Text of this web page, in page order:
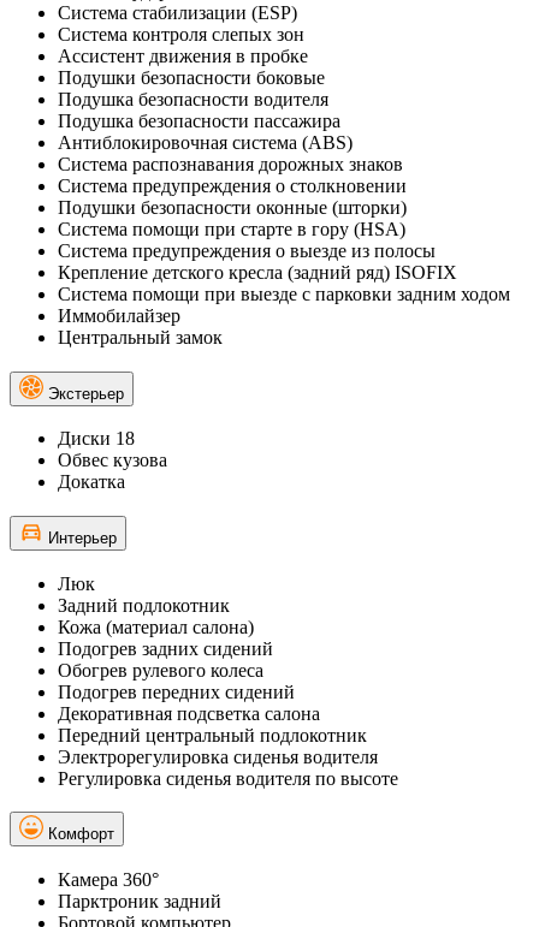
Система стабилизации (ESP)
Система контроля слепых зон
Ассистент движения в пробке
Подушки безопасности боковые
Подушка безопасности водителя
Подушка безопасности пассажира
Антиблокировочная система (ABS)
Система распознавания дорожных знаков
Система предупреждения о столкновении
Подушки безопасности оконные (шторки)
Система помощи при старте в гору (HSA)
Система предупреждения о выезде из полосы
Крепление детского кресла (задний ряд) ISOFIX
Система помощи при выезде с парковки задним ходом
Иммобилайзер
Центральный замок
Экстерьер
Диски 18
Обвес кузова
Докатка
Интерьер
Люк
Задний подлокотник
Кожа (материал салона)
Подогрев задних сидений
Обогрев рулевого колеса
Подогрев передних сидений
Декоративная подсветка салона
Передний центральный подлокотник
Электрорегулировка сиденья водителя
Регулировка сиденья водителя по высоте
Комфорт
Камера 360°
Парктроник задний